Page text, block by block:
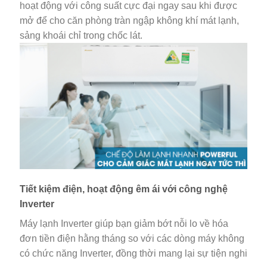
hoạt động với công suất cực đại ngay sau khi được
mở để cho căn phòng tràn ngập không khí mát lạnh,
sảng khoái chỉ trong chốc lát.
Tiết kiệm điện, hoạt động êm ái với công nghệ
Inverter
Máy lạnh Inverter giúp bạn giảm bớt nỗi lo về hóa
đơn tiền điện hằng tháng so với các dòng máy không
có chức năng Inverter, đồng thời mang lại sự tiện nghi